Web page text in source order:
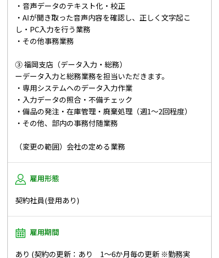
・音声データのテキスト化・校正
・AIが聞き取った音声内容を確認し、正しく文字起こ
し・PC入力を行う業務
・その他事務業務
③ 福岡支店（データ入力・総務）
ーデータ入力と総務業務を担当いただきます。
・専用システムへのデータ入力作業
・入力データの照合・不備チェック
・備品の発注・在庫管理・廃棄処理（週1〜2回程度）
・その他、部内の事務付随業務
（変更の範囲）会社の定める業務
雇用形態
契約社員(登用あり)
雇用期間
あり (契約の更新：あり 1～6か月毎の更新 ※勤務実